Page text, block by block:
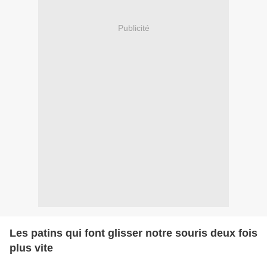
Publicité
Les patins qui font glisser notre souris deux fois
plus vite